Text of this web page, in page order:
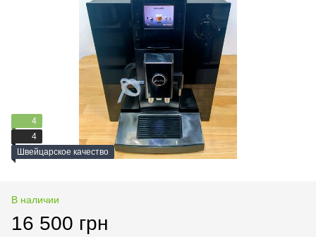
4
4
Швейцарское качество
В наличии
16 500 грн